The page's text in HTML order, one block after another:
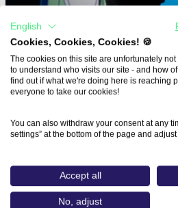
Weiterbildung zum/zur Video
Weiterbildung
Content
English
Cookies, Cookies, Cookies! 🍪
The cookies on this site are unfortunately
to understand who visits our site - and how
find out if what we're doing here is reaching
everyone to take our cookies!
You can also withdraw your consent at any
settings” at the bottom of the page and
Accept all
No, adjust